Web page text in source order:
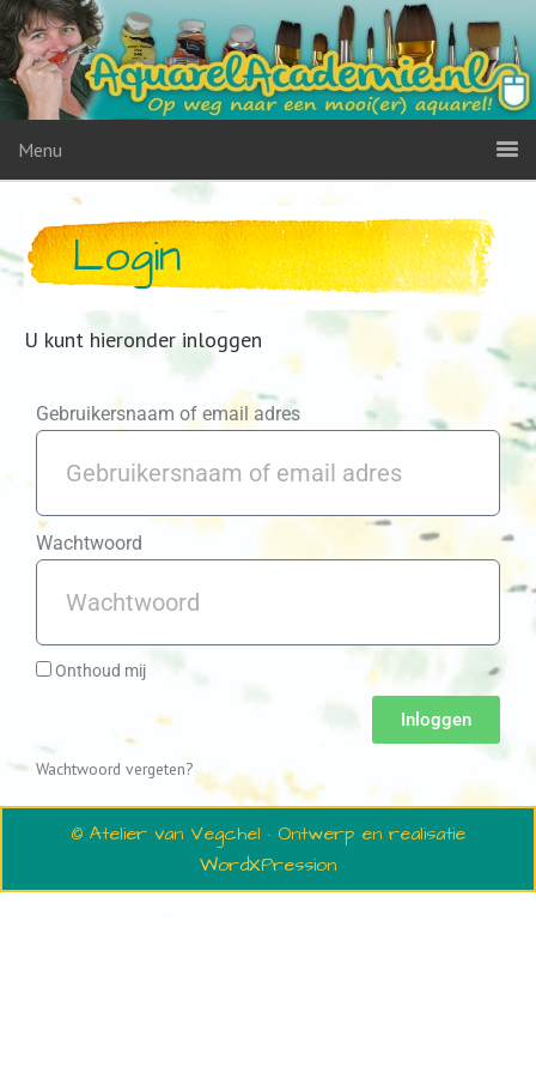
Menu
Login
U kunt hieronder inloggen
Gebruikersnaam of email adres
Wachtwoord
Onthoud mij
Inloggen
Wachtwoord vergeten?
© Atelier van Vegchel · Ontwerp en realisatie
WordXPression